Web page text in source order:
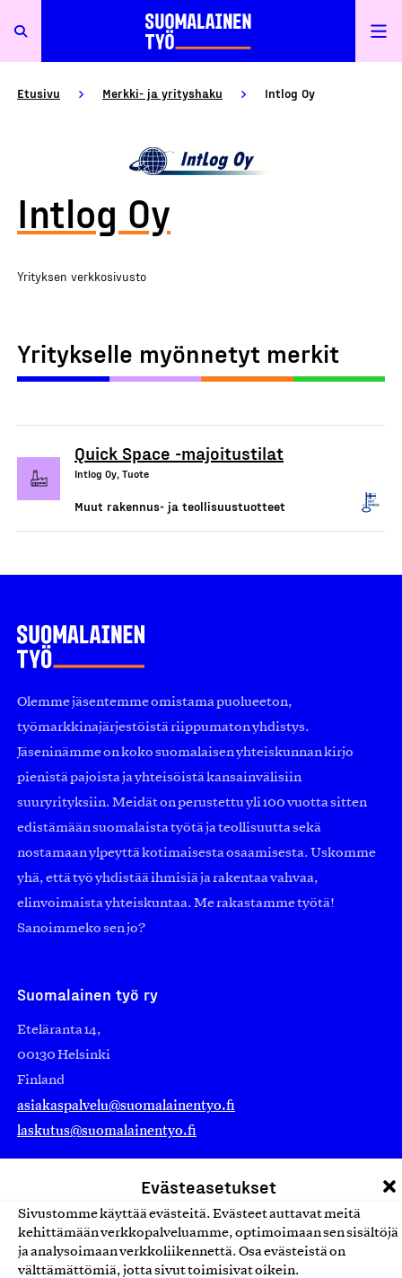
Evästeasetukset
Sivustomme käyttää evästeitä. Evästeet auttavat meitä
kehittämään verkkopalveluamme, optimoimaan sen sisältöjä
ja analysoimaan verkkoliikennettä. Osa evästeistä on
välttämättömiä, jotta sivut toimisivat oikein.
Etusivu Merkki- ja yrityshaku Intlog Oy
Intlog Oy
Yrityksen verkkosivusto
Yritykselle myönnetyt merkit
Quick Space -majoitustilat
Intlog Oy, Tuote
Muut rakennus- ja teollisuustuotteet
Olemme jäsentemme omistama puolueeton,
työmarkkinajärjestöistä riippumaton yhdistys.
Jäseninämme on koko suomalaisen yhteiskunnan kirjo
pienistä pajoista ja yhteisöistä kansainvälisiin
suuryrityksiin. Meidät on perustettu yli 100 vuotta sitten
edistämään suomalaista työtä ja teollisuutta sekä
nostamaan ylpeyttä kotimaisesta osaamisesta. Uskomme
yhä, että työ yhdistää ihmisiä ja rakentaa vahvaa,
elinvoimaista yhteiskuntaa. Me rakastamme työtä!
Sanoimmeko sen jo?
Suomalainen työ ry
Eteläranta 14,
00130 Helsinki
Finland
asiakaspalvelu@suomalainentyo.fi
laskutus@suomalainentyo.fi
Avainlippu